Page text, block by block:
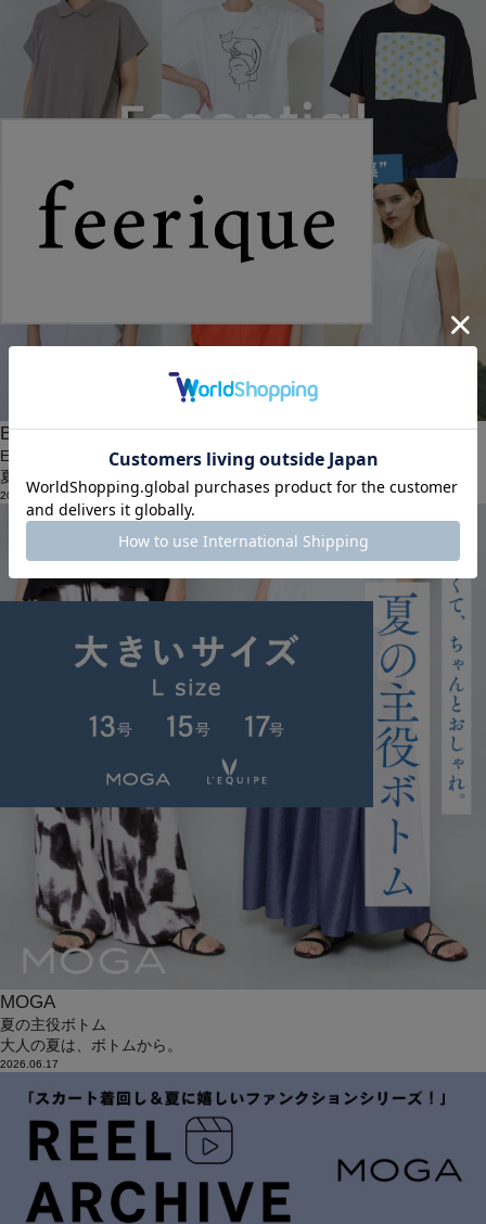
BIGI online store
Essential T-shirts
夏におしゃれに欠かせないTシャツを、カテゴリー別にピックアップ！
2026.06.17
MOGA
夏の主役ボトム
大人の夏は、ボトムから。
2026.06.17